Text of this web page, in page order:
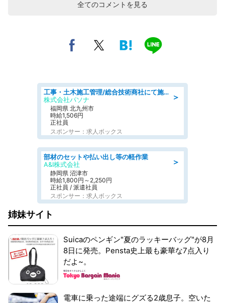
全てのコメントを見る
＞
工事・土木施工管理/総合技術商社にて施工管理のお仕事/即日勤務可/車通勤可/工事・土木施工管理/生産・品質管理
株式会社パソナ
福岡県 北九州市
時給1,506円
正社員
スポンサー：求人ボックス
＞
部材のセットや払い出し等の軽作業
A&I株式会社
静岡県 沼津市
時給1,800円～2,250円
正社員 / 派遣社員
スポンサー：求人ボックス
姉妹サイト
Suicaのペンギン"夏のラッキーバッグ"が8月
8日に発売。Pensta史上最も豪華な7点入り
だよ~。
電車に乗った途端にグズる2歳息子。空いた